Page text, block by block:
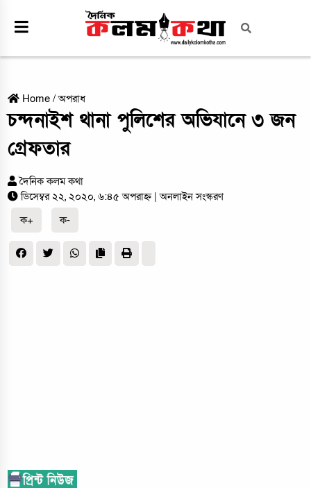
Home /অপরাধ
চন্দনাইশ থানা পুলিশের অভিযানে ৩ জন
গ্রেফতার
দৈনিক কলম কথা
ডিসেম্বর ২২, ২০২০, ৬:৪৫ অপরাহ্ন | অনলাইন সংস্করণ
ক+
ক-